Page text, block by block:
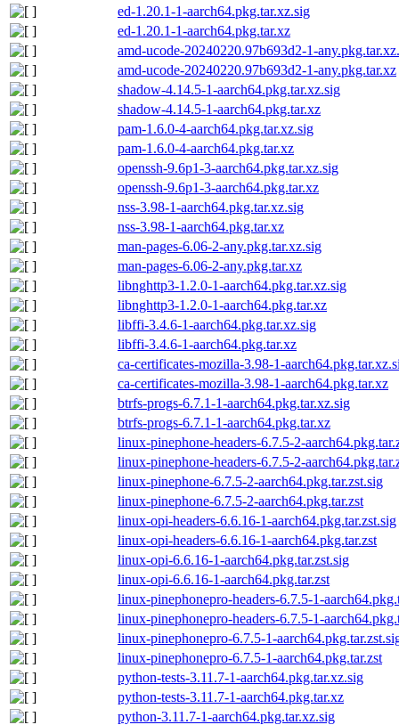
ed-1.20.1-1-aarch64.pkg.tar.xz.sig
ed-1.20.1-1-aarch64.pkg.tar.xz
amd-ucode-20240220.97b693d2-1-
amd-ucode-20240220.97b693d2-1-any.pkg.tar.xz
shadow-4.14.5-1-aarch64.pkg.tar.xz.sig
shadow-4.14.5-1-aarch64.pkg.tar.xz
pam-1.6.0-4-aarch64.pkg.tar.xz.sig
pam-1.6.0-4-aarch64.pkg.tar.xz
openssh-9.6p1-3-aarch64.pkg.tar.xz.sig
openssh-9.6p1-3-aarch64.pkg.tar.xz
nss-3.98-1-aarch64.pkg.tar.xz.sig
nss-3.98-1-aarch64.pkg.tar.xz
man-pages-6.06-2-any.pkg.tar.xz.sig
man-pages-6.06-2-any.pkg.tar.xz
libnghttp3-1.2.0-1-aarch64.pkg.tar.xz.sig
libnghttp3-1.2.0-1-aarch64.pkg.tar.xz
libffi-3.4.6-1-aarch64.pkg.tar.xz.sig
libffi-3.4.6-1-aarch64.pkg.tar.xz
ca-certificates-mozilla-3.98-1-
ca-certificates-mozilla-3.98-1-aarch64.pkg.tar.xz
btrfs-progs-6.7.1-1-aarch64.pkg.tar.xz.sig
btrfs-progs-6.7.1-1-aarch64.pkg.tar.xz
linux-pinephone-headers-6.7.5-2-
linux-pinephone-headers-6.7.5-2-
linux-pinephone-6.7.5-2-aarch64.pkg.tar.zst.sig
linux-pinephone-6.7.5-2-aarch64.pkg.tar.zst
linux-opi-headers-6.6.16-1-aarch64.pkg.tar.zst.sig
linux-opi-headers-6.6.16-1-aarch64.pkg.tar.zst
linux-opi-6.6.16-1-aarch64.pkg.tar.zst.sig
linux-opi-6.6.16-1-aarch64.pkg.tar.zst
linux-pinephonepro-headers-6.7.5-1-
linux-pinephonepro-headers-6.7.5-1-
linux-pinephonepro-6.7.5-1-
linux-pinephonepro-6.7.5-1-aarch64.pkg.tar.zst
python-tests-3.11.7-1-aarch64.pkg.tar.xz.sig
python-tests-3.11.7-1-aarch64.pkg.tar.xz
python-3.11.7-1-aarch64.pkg.tar.xz.sig